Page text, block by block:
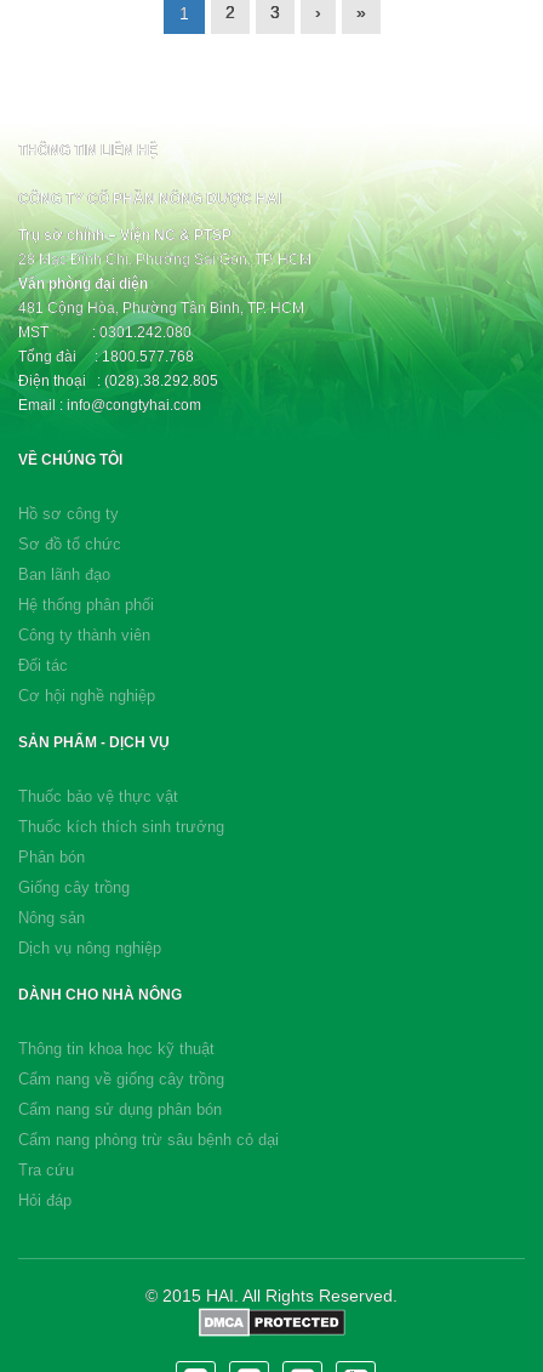
1 2 3 › »
THÔNG TIN LIÊN HỆ
CÔNG TY CỔ PHẦN NÔNG DƯỢC HAI
Trụ sở chính – Viện NC & PTSP
28 Mạc Đĩnh Chi, Phường Sài Gòn, TP. HCM
Văn phòng đại diện
481 Cộng Hòa, Phường Tân Bình, TP. HCM
MST : 0301.242.080
Tổng đài : 1800.577.768
Điện thoại : (028).38.292.805
Email : info@congtyhai.com
VỀ CHÚNG TÔI
Hồ sơ công ty
Sơ đồ tổ chức
Ban lãnh đạo
Hệ thống phân phối
Công ty thành viên
Đối tác
Cơ hội nghề nghiệp
SẢN PHẨM - DỊCH VỤ
Thuốc bảo vệ thực vật
Thuốc kích thích sinh trưởng
Phân bón
Giống cây trồng
Nông sản
Dịch vụ nông nghiệp
DÀNH CHO NHÀ NÔNG
Thông tin khoa học kỹ thuật
Cẩm nang về giống cây trồng
Cẩm nang sử dụng phân bón
Cẩm nang phòng trừ sâu bệnh cỏ dại
Tra cứu
Hỏi đáp
© 2015 HAI. All Rights Reserved.